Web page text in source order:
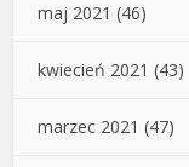
maj 2021 (46)
kwiecień 2021 (43)
marzec 2021 (47)